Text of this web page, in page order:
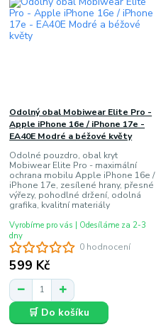
0 hodnocení
Odolný obal Mobiwear Elite Pro -
Apple iPhone 16e / iPhone 17e -
EA40E Modré a béžové květy
Odolné pouzdro, obal kryt
Mobiwear Elite Pro - maximální
ochrana mobilu Apple iPhone 16e /
iPhone 17e, zesílené hrany, přesné
výřezy, pohodlné držení, odolná
grafika, kvalitní materiály
599 Kč
Vyrobíme pro vás | Odesíláme za 2-3
dny
🛒 Do košíku